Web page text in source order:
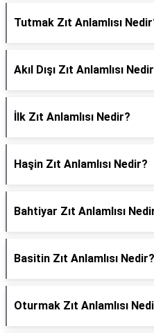
Tutmak Zıt Anlamlısı
Akıl Dışı Zıt Anlamlısı
İlk Zıt Anlamlısı Nedir?
Haşin Zıt Anlamlısı Nedir?
Bahtiyar Zıt Anlamlısı
Basitin Zıt Anlamlısı Nedir?
Oturmak Zıt Anlamlısı